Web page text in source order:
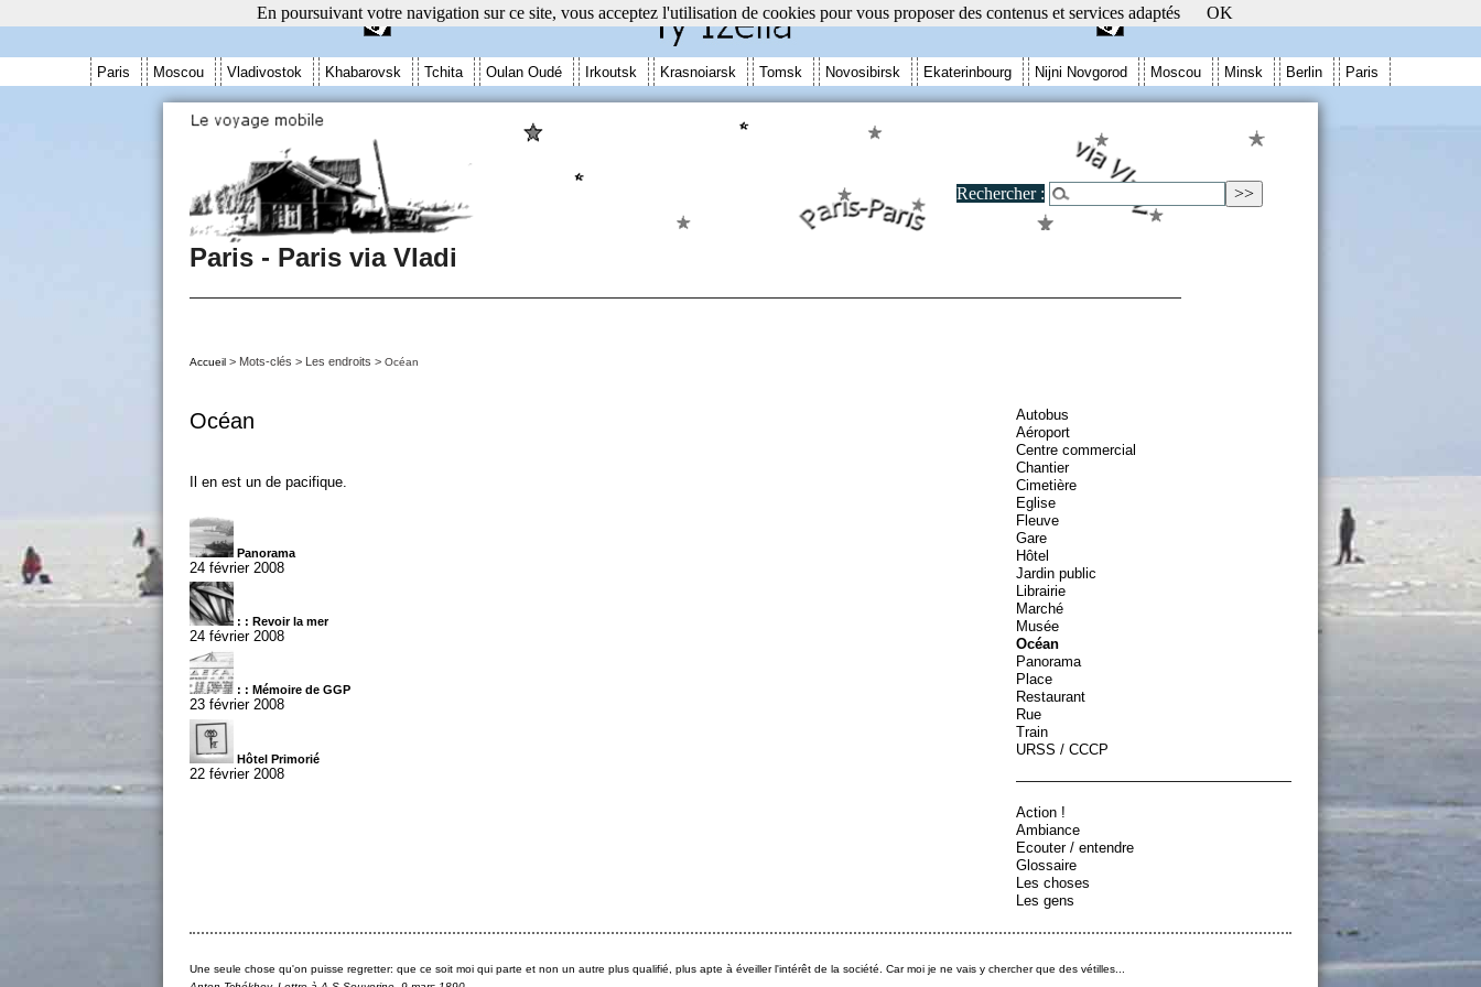
Paris Moscou Vladivostok Khabarovsk Tchita Oulan Oudé Irkoutsk Krasnoiarsk Tomsk Novosibirsk Ekaterinbourg Nijni Novgorod Moscou Minsk Berlin Paris
Paris - Paris via Vladi
Accueil > Mots-clés > Les endroits > Océan
Océan
Il en est un de pacifique.
Panorama
24 février 2008
: : Revoir la mer
24 février 2008
: : Mémoire de GGP
23 février 2008
Hôtel Primorié
22 février 2008
Rechercher :
Autobus
Aéroport
Centre commercial
Chantier
Cimetière
Eglise
Fleuve
Gare
Hôtel
Jardin public
Librairie
Marché
Musée
Océan
Panorama
Place
Restaurant
Rue
Train
URSS / CCCP
Action !
Ambiance
Ecouter / entendre
Glossaire
Les choses
Les gens
Une seule chose qu'on puisse regretter: que ce soit moi qui parte et non un autre plus qualifié, plus apte à éveiller l'intérêt de la société. Car moi je ne vais y chercher que des vétilles...
En poursuivant votre navigation sur ce site, vous acceptez l'utilisation de cookies pour vous proposer des contenus et services adaptés OK